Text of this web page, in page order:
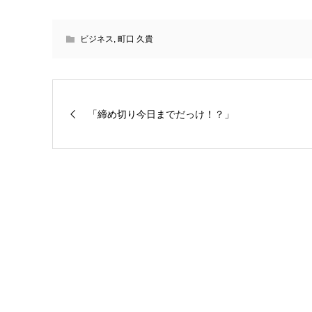
ビジネス 町口 久貴
「締め切り今日までだっけ！？」